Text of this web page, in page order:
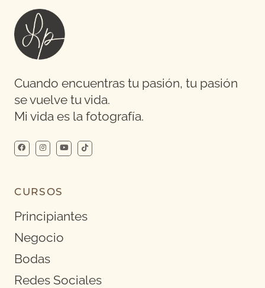
Cuando encuentras tu pasión, tu pasión
se vuelve tu vida.
Mi vida es la fotografía.
CURSOS
Principiantes
Negocio
Bodas
Redes Sociales